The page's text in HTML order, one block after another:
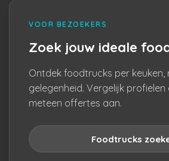
VOOR BEZOEKERS
Zoek jouw ideale
Ontdek foodtrucks per keuken,
gelegenheid. Vergelijk profielen
meteen offertes aan.
Foodtrucks